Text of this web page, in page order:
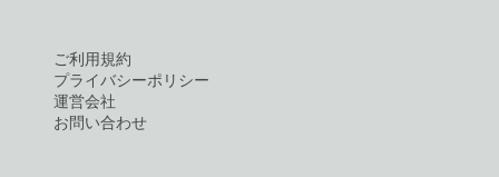
ご利用規約
プライバシーポリシー
運営会社
お問い合わせ